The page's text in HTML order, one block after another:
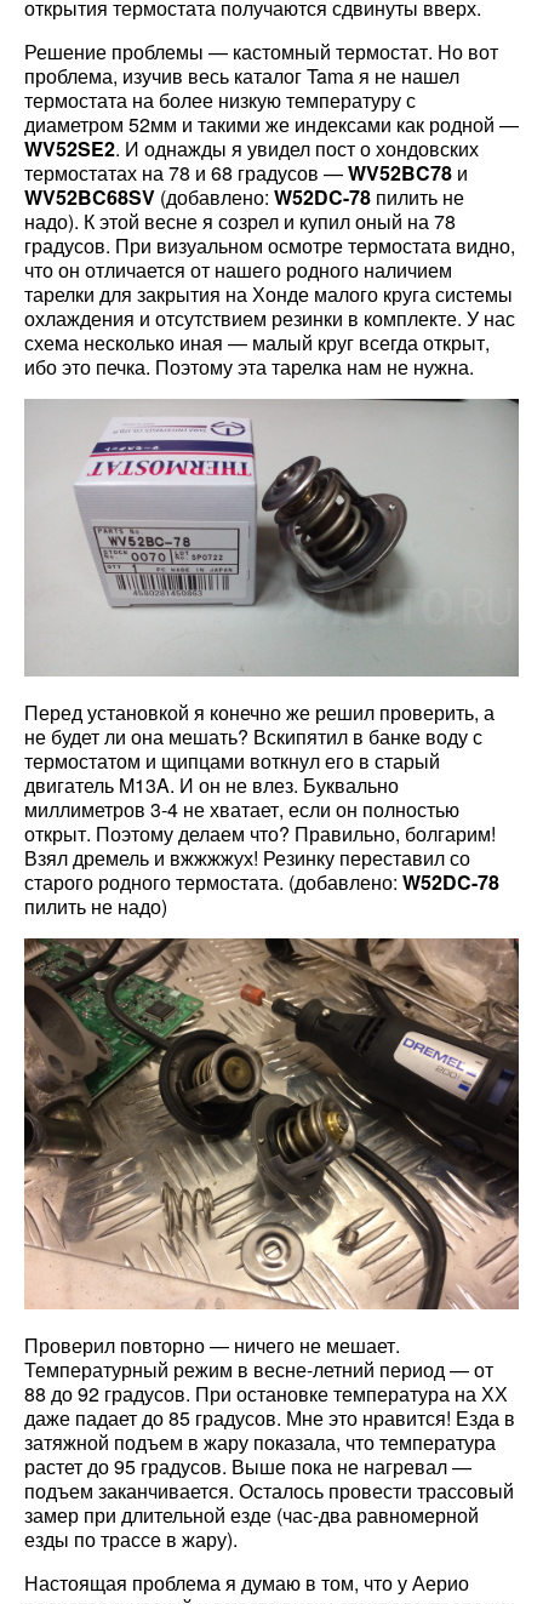
открытия термостата получаются сдвинуты вверх.
Решение проблемы — кастомный термостат. Но вот
проблема, изучив весь каталог Tama я не нашел
термостата на более низкую температуру с
диаметром 52мм и такими же индексами как родной —
WV52SE2. И однажды я увидел пост о хондовских
термостатах на 78 и 68 градусов —WV52BC78 и
WV52BC68SV (добавлено: W52DC-78 пилить не
надо). К этой весне я созрел и купил оный на 78
градусов. При визуальном осмотре термостата видно,
что он отличается от нашего родного наличием
тарелки для закрытия на Хонде малого круга системы
охлаждения и отсутствием резинки в комплекте. У нас
схема несколько иная — малый круг всегда открыт,
ибо это печка. Поэтому эта тарелка нам не нужна.
Перед установкой я конечно же решил проверить, а
не будет ли она мешать? Вскипятил в банке воду с
термостатом и щипцами воткнул его в старый
двигатель M13A. И он не влез. Буквально
миллиметров 3-4 не хватает, если он полностью
открыт. Поэтому делаем что? Правильно, болгарим!
Взял дремель и вжжжжух! Резинку переставил со
старого родного термостата. (добавлено: W52DC-78
пилить не надо)
Проверил повторно — ничего не мешает.
Температурный режим в весне-летний период — от
88 до 92 градусов. При остановке температура на ХХ
даже падает до 85 градусов. Мне это нравится! Езда в
затяжной подъем в жару показала, что температура
растет до 95 градусов. Выше пока не нагревал —
подъем заканчивается. Осталось провести трассовый
замер при длительной езде (час-два равномерной
езды по трассе в жару).
Настоящая проблема я думаю в том, что у Аерио